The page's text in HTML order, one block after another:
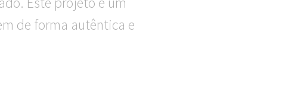
de forma autêntica e